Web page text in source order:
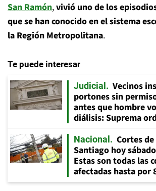
San Ramón,vivió uno de los
que se han conocido en el sistema
la Región Metropolitana.
Te puede interesar
Judicial
Vecinos
portones sin
antes que hombre
diálisis: Suprema
Nacional
Cortes
Santiago hoy
Estas son todas las
afectadas hasta por